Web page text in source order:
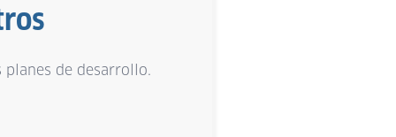
de desarrollo.